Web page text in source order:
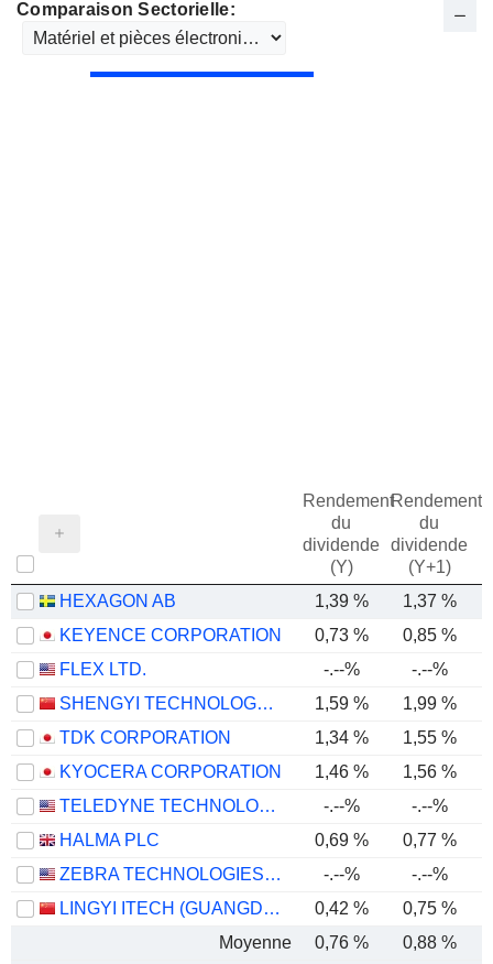
Comparaison Sectorielle:
Rendement
du
dividende
(Y)
Rendement
du
dividende
(Y+1)
HEXAGON AB 1,39 % 1,37 %
KEYENCE CORPORATION
0,73 % 0,85 %
FLEX LTD.
-.--% -.--%
SHENGYI TECHNOLOGY CO.,LTD.
1,59 % 1,99 %
TDK CORPORATION
1,34 % 1,55 %
KYOCERA CORPORATION
1,46 %
1,56 %
TELEDYNE TECHNOLOGIES INCORPORATED
-.--%
-.--%
HALMA PLC
0,69 % 0,77 %
ZEBRA TECHNOLOGIES CORPORATION
-.--% -.--%
LINGYI ITECH (GUANGDONG) COMPANY
0,42 % 0,75 %
Moyenne
0,76 % 0,88 %